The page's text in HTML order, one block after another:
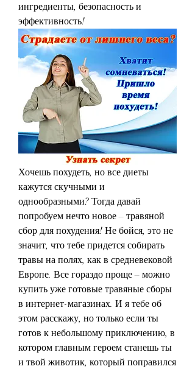
ингредиенты, безопасность и
эффективность!
Хочешь похудеть, но все диеты
кажутся скучными и
однообразными? Тогда давай
попробуем нечто новое – травяной
сбор для похудения! Не бойся, это не
значит, что тебе придется собирать
травы на полях, как в средневековой
Европе. Все гораздо проще – можно
купить уже готовые травяные сборы
в интернет-магазинах. И я тебе об
этом расскажу, но только если ты
готов к небольшому приключению, в
котором главным героем станешь ты
и твой животик, который поправился